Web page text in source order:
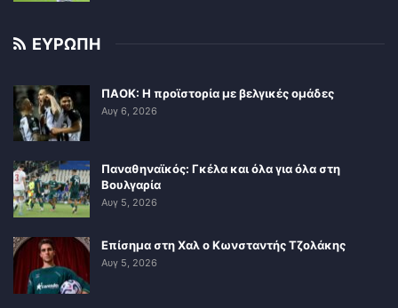
ΕΥΡΩΠΗ
ΠΑΟΚ: Η προϊστορία με βελγικές ομάδες
Αυγ 6, 2026
Παναθηναϊκός: Γκέλα και όλα για όλα στη
Βουλγαρία
Αυγ 5, 2026
Επίσημα στη Χαλ ο Κωνσταντής Τζολάκης
Αυγ 5, 2026